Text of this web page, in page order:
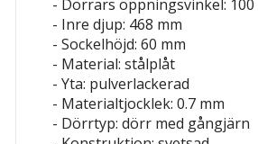
- Dörrars öppningsvinkel: 100
- Inre djup: 468 mm
- Sockelhöjd: 60 mm
- Material: stålplåt
- Yta: pulverlackerad
- Materialtjocklek: 0.7 mm
- Dörrtyp: dörr med gångjärn